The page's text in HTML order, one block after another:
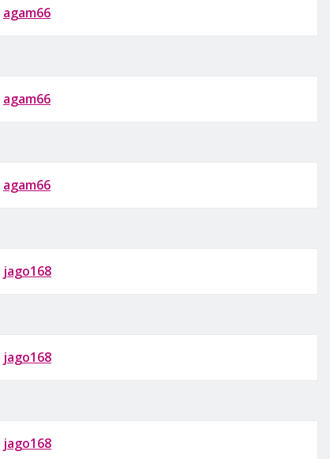
agam66
agam66
agam66
jago168
jago168
jago168